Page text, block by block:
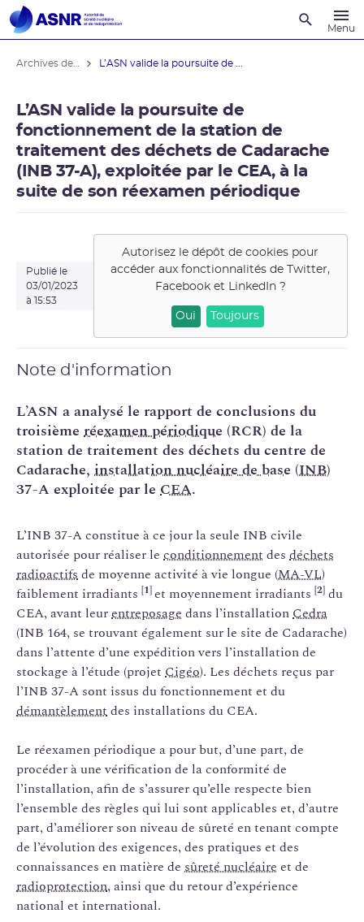
Menu
L’ASN valide la poursuite de ...
L’ASN valide la poursuite de
fonctionnement de la station de
traitement des déchets de Cadarache
(INB 37-A), exploitée par le CEA, à la
suite de son réexamen périodique
Publié le
03/01/2023
à 15:53
Autorisez le dépôt de cookies pour
accéder aux fonctionnalités deTwitter,
Facebook et LinkedIn?
Oui Toujours
Note d'information
L’ASN a analysé le rapport de conclusions du
troisième réexamen périodique (RCR) de la
station de traitement des déchets du centre de
Cadarache, installation nucléaire de base (INB)
37-A exploitée par le CEA.
L’INB 37-A constitue à ce jour la seule INB civile
autorisée pour réaliser le conditionnement des déchets
radioactifsde moyenne activité à vie longue (MA-VL)
faiblement irradiants [1]et moyennement irradiants [2] du
CEA, avant leurentreposage dans l’installationCedra
(INB 164, se trouvant également sur le site de Cadarache)
dans l’attente d’une expédition vers l’installation de
stockage à l’étude (projet Cigéo). Les déchets reçus par
l’INB 37-A sont issus du fonctionnement et du
démantèlementdes installations du CEA.
Le réexamen périodique a pour but, d’une part, de
procéder à une vérification de la conformité de
l’installation, afin de s’assurer qu’elle respecte bien
l’ensemble des règles qui lui sont applicables et, d’autre
part, d’améliorer son niveau de sûreté en tenant compte
de l’évolution des exigences, des pratiques et des
connaissances en matière de sûreté nucléaire et de
radioprotection, ainsi que du retour d’expérience
national et international.